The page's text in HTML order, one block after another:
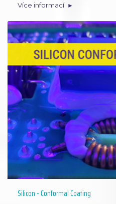
Více informací
Silicon - Conformal Coating